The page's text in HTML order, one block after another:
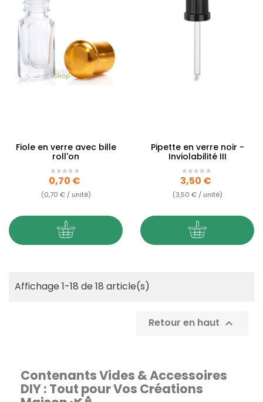
Fiole en verre avec bille
roll'on
Prix
0,70 €
(0,70 € / unité)
Pipette en verre noir -
Inviolabilité III
Prix
3,50 €
(3,50 € / unité)
Affichage 1-18 de 18 article(s)
Retour en haut 
Contenants Vides & Accessoires
DIY : Tout pour Vos Créations